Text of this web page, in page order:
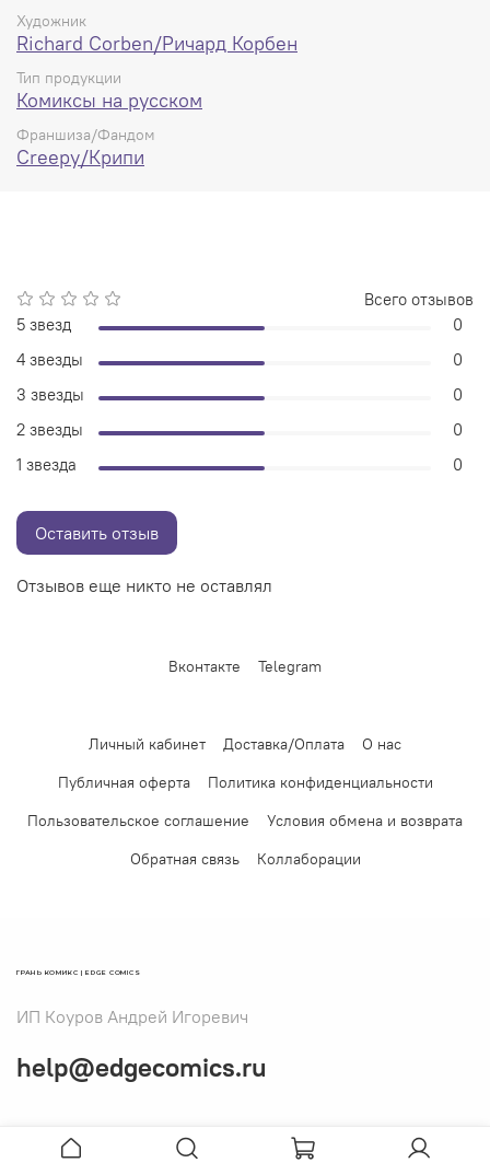
Художник
Richard Corben/Ричард Корбен
Тип продукции
Комиксы на русском
Франшиза/Фандом
Creepy/Крипи
Отзывов еще никто не оставлял
Всего отзывов
5 звезд
0
4 звезды
0
3 звезды
0
2 звезды
0
1 звезда
0
Оставить отзыв
Вконтакте Telegram
Личный кабинет Доставка/Оплата
О нас
Публичная оферта
Политика конфиденциальности
Пользовательское соглашение
Условия обмена и возврата
Обратная связь
Коллаборации
ГРАНЬ КОМИКС | EDGE COMICS
ИП Коуров Андрей Игоревич
help@edgecomics.ru